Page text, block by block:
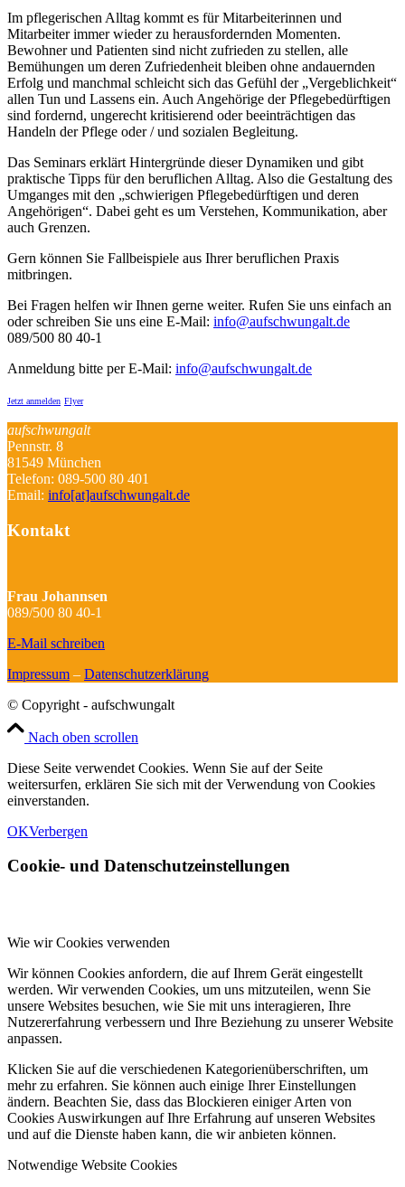
Im pflegerischen Alltag kommt es für Mitarbeiterinnen und
Mitarbeiter immer wieder zu herausfordernden Momenten.
Bewohner und Patienten sind nicht zufrieden zu stellen, alle
Bemühungen um deren Zufriedenheit bleiben ohne andauernden
Erfolg und manchmal schleicht sich das Gefühl der „Vergeblichkeit“
allen Tun und Lassens ein. Auch Angehörige der Pflegebedürftigen
sind fordernd, ungerecht kritisierend oder beeinträchtigen das
Handeln der Pflege oder / und sozialen Begleitung.
Das Seminars erklärt Hintergründe dieser Dynamiken und gibt
praktische Tipps für den beruflichen Alltag. Also die Gestaltung des
Umganges mit den „schwierigen Pflegebedürftigen und deren
Angehörigen“. Dabei geht es um Verstehen, Kommunikation, aber
auch Grenzen.
Gern können Sie Fallbeispiele aus Ihrer beruflichen Praxis
mitbringen.
Bei Fragen helfen wir Ihnen gerne weiter. Rufen Sie uns einfach an
oder schreiben Sie uns eine E-Mail: info@aufschwungalt.de
089/500 80 40-1
Anmeldung bitte per E-Mail: info@aufschwungalt.de
Jetzt anmelden Flyer
aufschwungalt
Pennstr. 8
81549 München
Telefon: 089-500 80 401
Email: info[at]aufschwungalt.de
Kontakt
Frau Johannsen
089/500 80 40-1
E-Mail schreiben
Impressum – Datenschutzerklärung
© Copyright - aufschwungalt
Nach oben scrollen
Diese Seite verwendet Cookies. Wenn Sie auf der Seite
weitersurfen, erklären Sie sich mit der Verwendung von Cookies
einverstanden.
OKVerbergen
Cookie- und Datenschutzeinstellungen
Wie wir Cookies verwenden
Wir können Cookies anfordern, die auf Ihrem Gerät eingestellt
werden. Wir verwenden Cookies, um uns mitzuteilen, wenn Sie
unsere Websites besuchen, wie Sie mit uns interagieren, Ihre
Nutzererfahrung verbessern und Ihre Beziehung zu unserer Website
anpassen.
Klicken Sie auf die verschiedenen Kategorienüberschriften, um
mehr zu erfahren. Sie können auch einige Ihrer Einstellungen
ändern. Beachten Sie, dass das Blockieren einiger Arten von
Cookies Auswirkungen auf Ihre Erfahrung auf unseren Websites
und auf die Dienste haben kann, die wir anbieten können.
Notwendige Website Cookies